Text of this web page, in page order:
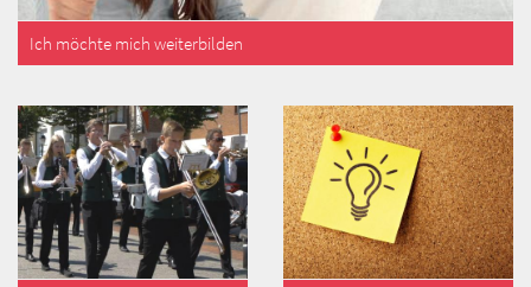
Ich möchte mich weiterbilden